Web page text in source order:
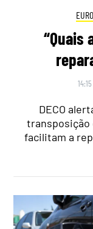
“Quais
DECO
transposição
facilitam a